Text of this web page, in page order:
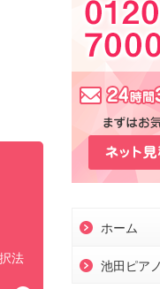
法
ホーム
池田ピア